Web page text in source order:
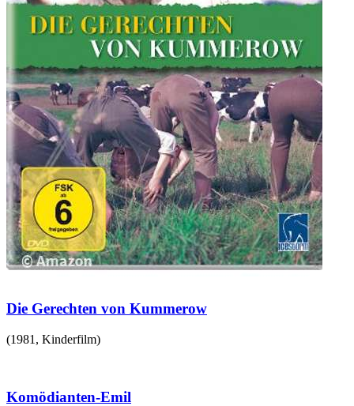
Die Gerechten von Kummerow
(1981 , Kinderfilm)
Komödianten-Emil